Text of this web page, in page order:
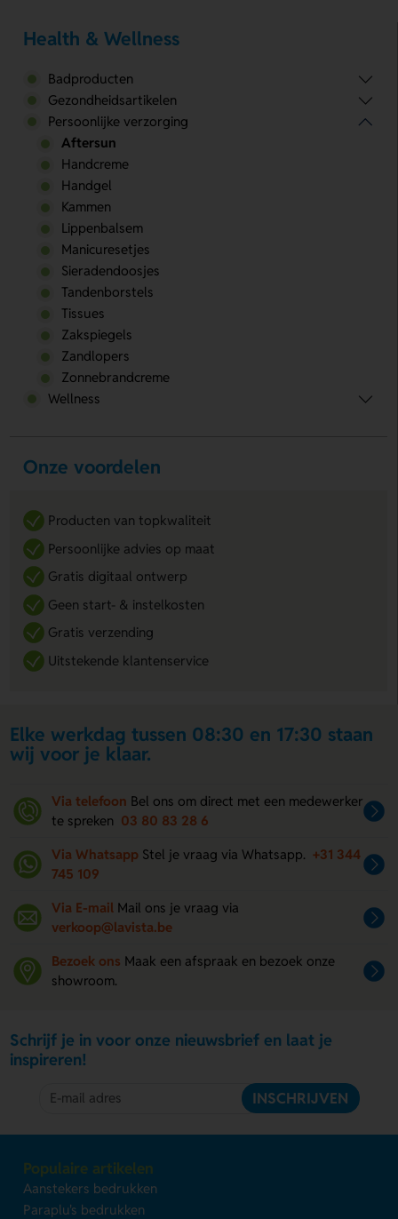
Health & Wellness
Badproducten
Gezondheidsartikelen
Persoonlijke verzorging
Aftersun
Handcreme
Handgel
Kammen
Lippenbalsem
Manicuresetjes
Sieradendoosjes
Tandenborstels
Tissues
Zakspiegels
Zandlopers
Zonnebrandcreme
Wellness
Onze voordelen
Producten van topkwaliteit
Persoonlijke advies op maat
Gratis digitaal ontwerp
Geen start- & instelkosten
Gratis verzending
Uitstekende klantenservice
Elke werkdag tussen 08:30 en 17:30 staan
wij voor je klaar.
Via telefoon Bel ons om direct met een medewerker
te spreken 03 80 83 28 6
Via Whatsapp Stel je vraag via Whatsapp. +31 344
745 109
Via E-mail Mail ons je vraag via
verkoop@lavista.be
Bezoek ons Maak een afspraak en bezoek onze
showroom.
Schrijf je in voor onze nieuwsbrief en laat je
inspireren!
INSCHRIJVEN
Populaire artikelen
Aanstekers bedrukken
Paraplu's bedrukken